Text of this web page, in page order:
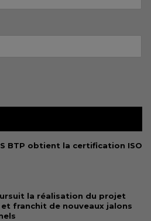
BTP obtient la certification ISO
la réalisation du projet
et franchit de nouveaux jalons